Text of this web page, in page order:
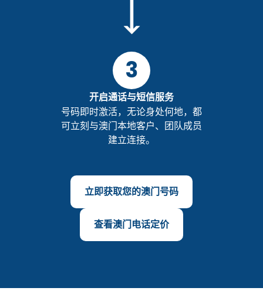
3
开启通话与短信服务
号码即时激活，无论身处何地，都
可立刻与澳门本地客户、团队成员
建立连接。
立即获取您的澳门号码
查看澳门电话定价